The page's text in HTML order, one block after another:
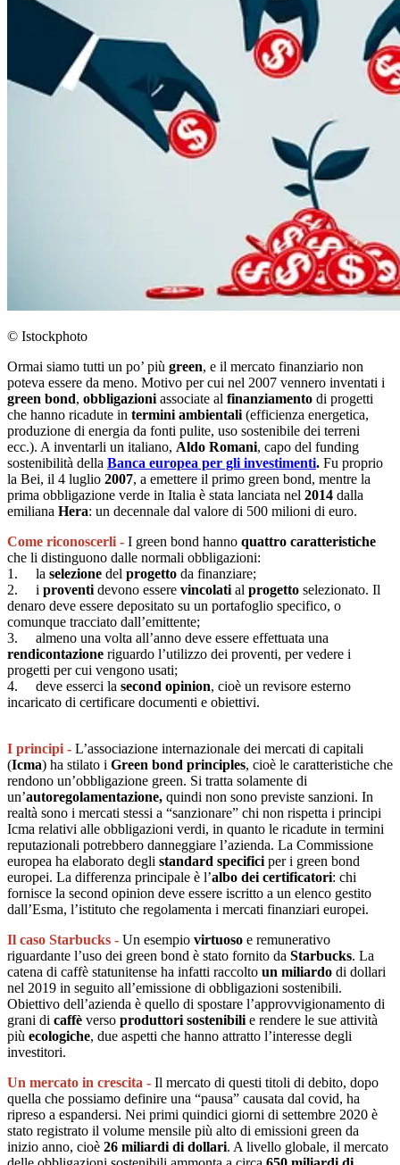
© Istockphoto
Ormai siamo tutti un po’ più green, e il mercato finanziario non
poteva essere da meno. Motivo per cui nel 2007 vennero inventati i
green bond, obbligazioni associate al finanziamento di progetti
che hanno ricadute in termini ambientali (efficienza energetica,
produzione di energia da fonti pulite, uso sostenibile dei terreni
ecc.). A inventarli un italiano, Aldo Romani, capo del funding
sostenibilità della Banca europea per gli investimenti. Fu proprio
la Bei, il 4 luglio 2007, a emettere il primo green bond, mentre la
prima obbligazione verde in Italia è stata lanciata nel 2014 dalla
emiliana Hera: un decennale dal valore di 500 milioni di euro.
Come riconoscerli - I green bond hanno quattro caratteristiche
che li distinguono dalle normali obbligazioni:
1. la selezione del progetto da finanziare;
2. i proventi devono essere vincolati al progetto selezionato. Il
denaro deve essere depositato su un portafoglio specifico, o
comunque tracciato dall’emittente;
3. almeno una volta all’anno deve essere effettuata una
rendicontazione riguardo l’utilizzo dei proventi, per vedere i
progetti per cui vengono usati;
4. deve esserci la second opinion, cioè un revisore esterno
incaricato di certificare documenti e obiettivi.
I principi - L’associazione internazionale dei mercati di capitali
(Icma) ha stilato i Green bond principles, cioè le caratteristiche che
rendono un’obbligazione green. Si tratta solamente di
un’autoregolamentazione, quindi non sono previste sanzioni. In
realtà sono i mercati stessi a “sanzionare” chi non rispetta i principi
Icma relativi alle obbligazioni verdi, in quanto le ricadute in termini
reputazionali potrebbero danneggiare l’azienda. La Commissione
europea ha elaborato degli standard specifici per i green bond
europei. La differenza principale è l’albo dei certificatori: chi
fornisce la second opinion deve essere iscritto a un elenco gestito
dall’Esma, l’istituto che regolamenta i mercati finanziari europei.
Il caso Starbucks - Un esempio virtuoso e remunerativo
riguardante l’uso dei green bond è stato fornito da Starbucks. La
catena di caffè statunitense ha infatti raccolto un miliardo di dollari
nel 2019 in seguito all’emissione di obbligazioni sostenibili.
Obiettivo dell’azienda è quello di spostare l’approvvigionamento di
grani di caffè verso produttori sostenibili e rendere le sue attività
più ecologiche, due aspetti che hanno attratto l’interesse degli
investitori.
Un mercato in crescita - Il mercato di questi titoli di debito, dopo
quella che possiamo definire una “pausa” causata dal covid, ha
ripreso a espandersi. Nei primi quindici giorni di settembre 2020 è
stato registrato il volume mensile più alto di emissioni green da
inizio anno, cioè 26 miliardi di dollari. A livello globale, il mercato